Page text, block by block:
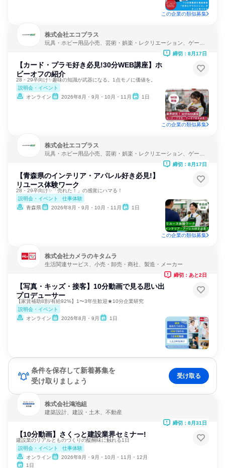
この企業の類似募集
株式会社エコプラス
玩具・ホビー用品小売、芸術・娯楽・レクリエーション、ゲーム
【カード・プラモ好き必見!30分WEB講座】ホ
ビーオフの紹介
28・29卒向け✨趣味の知識が武器になる。1点モノに価値を。
説明会・イベント
オンライン
2026年8月・9月・10月・11月 1日
締切：8月17日
この企業の類似募集
株式会社エコプラス
玩具・ホビー用品小売、芸術・娯楽・レクリエーション、ゲーム
【青森県のインテリア・アパレル好き必見!】
リユース体験ワーク
28・29卒向け✨「売れた！」の感覚にハマる！
説明会・イベント
仕事体験
青森県
2026年8月・9月・10月・11月 1日
締切：8月17日
この企業の類似募集
株式会社カメラのキタムラ
生活関連サービス、小売・卸売・商社、製造・メーカー
【写真・キッズ・接客】10分動画で見る思い出
プロデューサー
【家賃補助8割/有給92%】1〜3年生歓迎★10分企業研究
説明会・イベント
オンライン
2026年8月・9月 1日
締切：あと2日
条件を保存して新着募集を
受け取りましょう
受け取る
株式会社鴻池組
建築設計、建設・土木、不動産
【10分動画】さくっと建設業界セミナー!
建設業のリアルとものづくりの醍醐味に触れる1日
説明会・イベント
仕事体験
オンライン
2026年8月・9月・10月・11月・12月
1日
締切：8月31日